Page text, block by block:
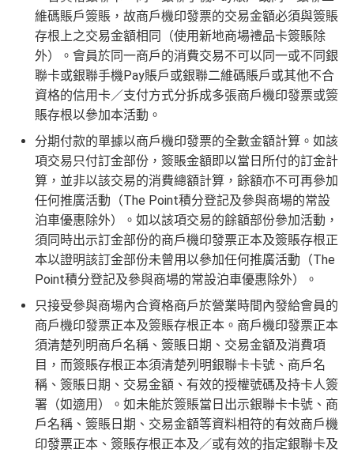
維碼賬戶簽賬，故商戶機印發票的交易金額必須與簽賬
存根上之交易金額相同（使用新地商場禮品卡簽賬除
外）。會員於同一商戶的消費交易不可以同一或不同銀
聯卡或銀聯手機Pay賬戶或銀聯二維碼賬戶或其他不合
資格的信用卡／支付方式分拆成多張商戶機印發票或簽
賬存根以參加本活動。
分期付款的單據以商戶機印發票的全數金額計算。如該
項交易只付訂金部份，簽賬金額即以當日所付的訂金計
算，並非以該交易的消費總額計算，餘額亦不可再參加
任何推廣活動（The Point積分登記及參與商場的常設
泊車優惠除外）。如以該項交易的餘額部份參加活動，
須同時出示訂金部份的商戶機印發票正本及簽賬存根正
本以證明該訂金部份未曾用以參加任何推廣活動（The
Point積分登記及參與商場的常設泊車優惠除外）。
只接受參與商場內合資格商戶於營業時間內發給會員的
商戶機印發票正本及簽賬存根正本。商戶機印發票正本
須清楚列明商戶名稱、簽賬日期、交易金額及消費項
目，而簽賬存根正本須清楚列明銀聯卡卡號、商戶名
稱、簽賬日期、交易金額、有效的授權號碼及持卡人簽
署（如適用）。如未能於簽賬當日出示銀聯卡卡號、商
戶名稱、簽賬日期、交易金額等資料相符的有效商戶機
印發票正本、簽賬存根正本及／或有效的指定銀聯卡及